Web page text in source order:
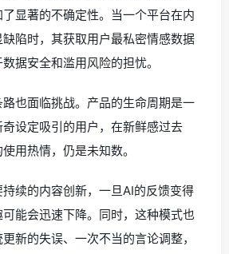
显著的不确定性。当一个平台在内
陷时，其获取用户最私密情感数据
据安全和滥用风险的担忧。
也面临挑战。产品的生命周期是一
设定吸引的用户，在新鲜感过去
用热情，仍是未知数。
续的内容创新，一旦AI的反馈变得
能会迅速下降。同时，这种模式也
新的失误、一次不当的言论调整，